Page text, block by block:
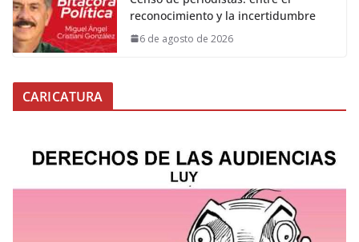
reconocimiento y la incertidumbre
6 de agosto de 2026
CARICATURA